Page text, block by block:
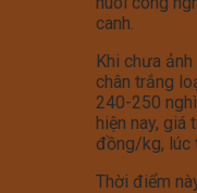
canh.
Khi chưa
chân trắng
240-250
hiện nay, giá
đồng/kg, lúc
Thời điểm